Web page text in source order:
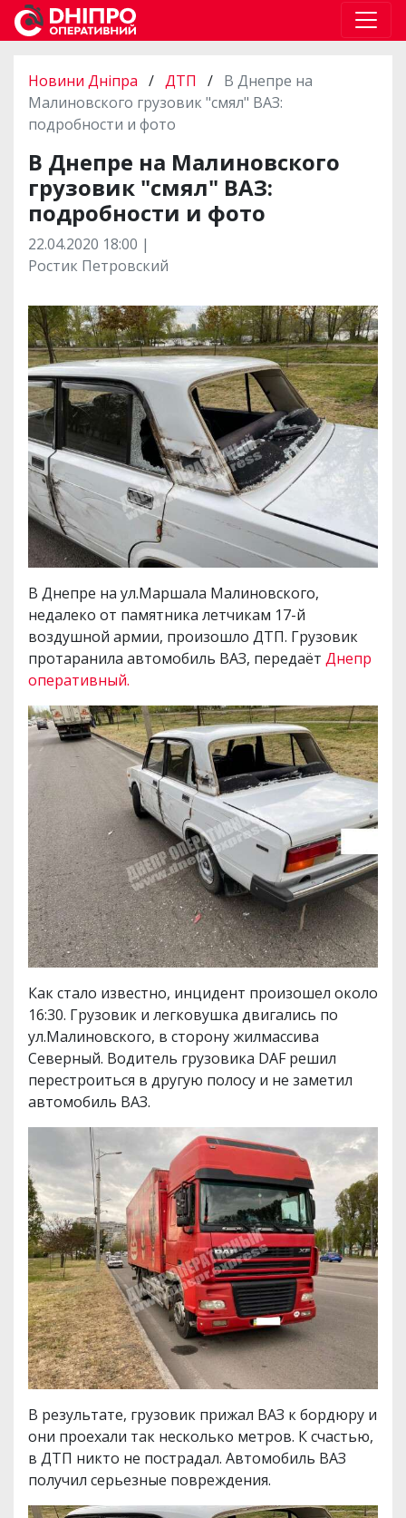
Новини Дніпра / ДТП / В Днепре на
Малиновского грузовик "смял" ВАЗ:
подробности и фото
В Днепре на Малиновского
грузовик "смял" ВАЗ:
подробности и фото
22.04.2020 18:00 |
Ростик Петровский
В Днепре на ул.Маршала Малиновского,
недалеко от памятника летчикам 17-й
воздушной армии, произошло ДТП. Грузовик
протаранила автомобиль ВАЗ, передаёт Днепр
оперативный.
Как стало известно, инцидент произошел около
16:30. Грузовик и легковушка двигались по
ул.Малиновского, в сторону жилмассива
Северный. Водитель грузовика DAF решил
перестроиться в другую полосу и не заметил
автомобиль ВАЗ.
В результате, грузовик прижал ВАЗ к бордюру и
они проехали так несколько метров. К счастью,
в ДТП никто не пострадал. Автомобиль ВАЗ
получил серьезные повреждения.